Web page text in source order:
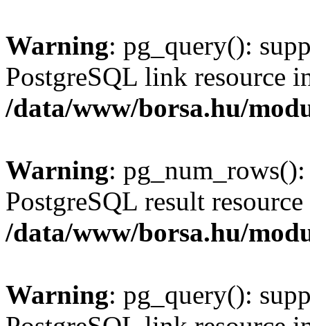
Warning: pg_query():
PostgreSQL link resource
/data/www/borsa.hu/
Warning:
PostgreSQL result
/data/www/borsa.hu/
Warning: pg_query():